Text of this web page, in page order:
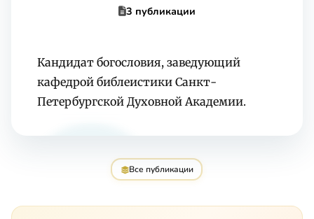
3 публикации
Кандидат богословия, заведующий
кафедрой библеистики Санкт-
Петербургской Духовной Академии.
Все публикации